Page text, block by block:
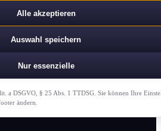
Alle akzeptieren
Auswahl speichern
Nur essenzielle
a DSGVO, § 25 Abs. 1 TTDSG. Sie können Ihre
ändern.